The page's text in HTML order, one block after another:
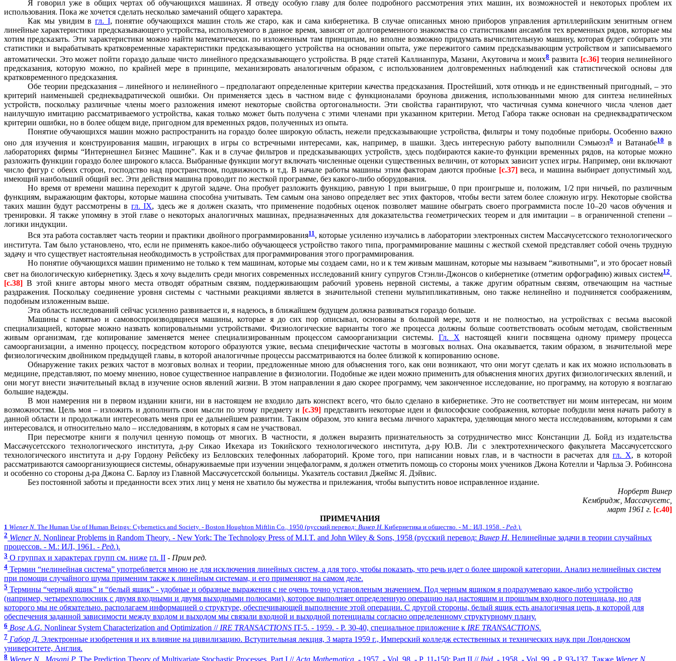
Я говорил уже в общих чертах об обучающихся машинах. Я отведу особую главу для более подробного рассмотрения этих машин, их возможностей и некоторых проблем их
использования. Пока же хочется сделать несколько замечаний общего характера.
Как мы увидим в гл. I, понятие обучающихся машин столь же старо, как и сама кибернетика. В случае описанных мною приборов управления артиллерийским зенитным огнем
линейные характеристики предсказывающего устройства, используемого в данное время, зависят от долговременного знакомства со статистиками ансамбля тех временных рядов, которые мы
хотим предсказать. Эти характеристики можно найти математически. по изложенным там принципам, но вполне возможно придумать вычислительную машину, которая будет собирать эти
статистики и вырабатывать кратковременные характеристики предсказывающего устройства на основании опыта, уже пережитого самим предсказывающим устройством и записываемого
автоматически. Это может пойти гораздо дальше чисто линейного предсказывающего устройства. В ряде статей Каллианпура, Мазани, Акутовича и моих8развита [c.36]теория нелинейного
предсказания, которую можно, по крайней мере в принципе, механизировать аналогичным образом, с использованием долговременных наблюдений как статистической основы для
кратковременного предсказания.
Обе теории предсказания – линейного и нелинейного – предполагают определенные критерии качества предсказания. Простейший, хотя отнюдь и не единственный пригодный, – это
критерий наименьшей среднеквадратической ошибки. Он применяется здесь в частном виде с функционалами броунова движения, использованными мною для синтеза нелинейных
устройств, поскольку различные члены моего разложения имеют некоторые свойства ортогональности. Эти свойства гарантируют, что частичная сумма конечного числа членов дает
наилучшую имитацию рассматриваемого устройства, какая только может быть получена с этими членами при указанном критерии. Метод Габора также основан на среднеквадратическом
критерии ошибки, но в более общем виде, пригодном для временных рядов, полученных из опыта.
Понятие обучающихся машин можно распространить на гораздо более широкую область, нежели предсказывающие устройства, фильтры и тому подобные приборы. Особенно важно
оно для изучения и конструирования машин, играющих в игры со встречными интересами, как, например, в шашки. Здесь интересную работу выполнили Сэмьюэл9и Ватанабе10в
лабораториях фирмы “Интернешнел Бизнес Машине”. Как и в случае фильтров и предсказывающих устройств, здесь подбираются какие-то функции временных рядов, на которые можно
разложить функции гораздо более широкого класса. Выбранные функции могут включать численные оценки существенных величин, от которых зависит успех игры. Например, они включают
число фигур с обеих сторон, господство над пространством, подвижность и т.д. В начале работы машины этим факторам даются пробные [c.37]веса, и машина выбирает допустимый ход,
имеющий наибольший общий вес. Эти действия машина проводит по жесткой программе, без какого-либо оборудования.
Но время от времени машина переходит к другой задаче. Она пробует разложить функцию, равную 1 при выигрыше, 0 при проигрыше и, положим, 1/2 при ничьей, по различным
функциям, выражающим факторы, которые машина способна учитывать. Тем самым она заново определяет вес этих факторов, чтобы вести затем более сложную игру. Некоторые свойства
таких машин будут рассмотрены в гл. IX, здесь же я должен сказать, что применение подобных оценок позволяет машине обыграть своего программиста после 10–20 часов обучения и
тренировки. Я также упомяну в этой главе о некоторых аналогичных машинах, предназначенных для доказательства геометрических теорем и для имитации – в ограниченной степени –
логики индукции.
Вся эта работа составляет часть теории и практики двойного программирования11, которые усиленно изучались в лаборатории электронных систем Массачусетсского технологического
института. Там было установлено, что, если не применять какое-либо обучающееся устройство такого типа, программирование машины с жесткой схемой представляет собой очень трудную
задачу и что существует настоятельная необходимость в устройствах для программирования этого программирования.
Но понятие обучающихся машин применимо не только к тем машинам, которые мы создаем сами, но и к тем живым машинам, которые мы называем “животными”, и это бросает новый
свет на биологическую кибернетику. Здесь я хочу выделить среди многих современных исследований книгу супругов Стэнли-Джонсов о кибернетике (отметим орфографию) живых систем12.
[c.38]В этой книге авторы много места отводят обратным связям, поддерживающим рабочий уровень нервной системы, а также другим обратным связям, отвечающим на частные
раздражения. Поскольку соединение уровня системы с частными реакциями является в значительной степени мультипликативным, оно также нелинейно и подчиняется соображениям,
подобным изложенным выше.
Эта область исследований сейчас усиленно развивается и, я надеюсь, в ближайшем будущем должна развиваться гораздо больше.
Машины с памятью и самовоспроизводящиеся машины, которые я до сих пор описывал, основаны в большой мере, хотя и не полностью, на устройствах с весьма высокой
специализацией, которые можно назвать копировальными устройствами. Физиологические варианты того же процесса должны больше соответствовать особым методам, свойственным
живым организмам, где копирование заменяется менее специализированным процессом самоорганизации системы.Гл. Х настоящей книги посвящена одному примеру процесса
самоорганизации, а именно процессу, посредством которого образуются узкие, весьма специфические частоты в мозговых волнах. Она оказывается, таким образом, в значительной мере
физиологическим двойником предыдущей главы, в которой аналогичные процессы рассматриваются на более близкой к копированию основе.
Обнаружение таких резких частот в мозговых волнах и теории, предложенные мною для объяснения того, как они возникают, что они могут сделать и как их можно использовать в
медицине, представляют, по моему мнению, новое существенное направление в физиологии. Подобные же идеи можно применить для объяснения многих других физиологических явлений, и
они могут внести значительный вклад в изучение основ явлений жизни. В этом направлении я даю скорее программу, чем законченное исследование, но программу, на которую я возглагаю
большие надежды.
В мои намерения ни в первом издании книги, ни в настоящем не входило дать конспект всего, что было сделано в кибернетике. Это не соответствует ни моим интересам, ни моим
возможностям. Цель моя – изложить и дополнить свои мысли по этому предмету и [c.39] представить некоторые идеи и философские соображения, которые побудили меня начать работу в
данной области и продолжали интересовать меня при ее дальнейшем развитии. Таким образом, это книга весьма личного характера, уделяющая много места исследованиям, которыми я сам
интересовался, и относительно мало – исследованиям, в которых я сам не участвовал.
При пересмотре книги я получил ценную помощь от многих. В частности, я должен выразить признательность за сотрудничество мисс Констанции Д. Бойд из издательства
Массачусетсского технологического института, д-ру Сикао Икехара из Токийского технологического института, д-ру Ю.В. Ли с электротехнического факультета Массачусетсского
технологического института и д-ру Гордону Рейсбеку из Белловских телефонных лабораторий. Кроме того, при написании новых глав, и в частности в расчетах для гл. X, в которой
рассматриваются самоорганизующиеся системы, обнаруживаемые при изучении энцефалограмм, я должен отметить помощь со стороны моих учеников Джона Котелли и Чарльза Э. Робинсона
и особенно со стороны д-ра Джона С. Барлоу из Главной Массачусетсской больницы. Указатель составил Джеймс Я. Дэйвис.
Без постоянной заботы и преданности всех этих лиц у меня не хватило бы мужества и прилежания, чтобы выпустить новое исправленное издание.
Норберт Винер
Кембридж, Массачусетс,
март 1961 г. [c.40]
ПРИМЕЧАНИЯ
1 Wiener N. The Human Use of Human Beings: Cybernetics and Society. - Boston Houghton Miftlin Co., 1950 (русский перевод: Винер Н. Кибернетика и общество. - М.: ИЛ, 1958. - Ред.).
2 Wiener N. Nonlinear Problems in Random Theory. - New York: The Technology Press of М.I.T. and John Wiley & Sons, 1958 (русский перевод: Винер Н. Нелинейные задачи в теории случайных
процессов. - М.: ИЛ, 1961. - Ред.).
3 О группах и характерах групп см. ниже гл. II - Прим ред.
4 Термин “нелинейная система” употребляется мною не для исключения линейных систем, а для того, чтобы показать, что речь идет о более широкой категории. Анализ нелинейных систем
при помощи случайного шума применим также к линейным системам, и его применяют на самом деле.
5 Термины “черный ящик” и “белый ящик” - удобные и образные выражения с не очень точно установленым значением. Под черным ящиком я подразумеваю какое-либо устройство
(например, четырехполюсник с двумя входными и двумя выходными полюсами), которое выполняет определенную операцию над настоящим и прошлым входного потенциала, но для
которого мы не обязательно. располагаем информацией о структуре, обеспечивающей выполнение этой операции. С другой стороны, белый ящик есть аналогичная цепь, в которой для
обеспечения заданной зависимости между входом и выходом мы связали входной и выходной потенциалы согласно определенному структурному плану.
6 Воse A.G. Nonlinear System Characterization and Optimization //IRE TRANSACTIONS IT-5. - 1959. - Р. 30-40, специальное приложение к IRE TRANSACTIONS.
7 Габор Д. Электронные изобретения и их влияние на цивилизацию. Вступительная лекция, 3 марта 1959 г., Имперский колледж естественных и технических наук при Лондонском
университете, Англия.
8